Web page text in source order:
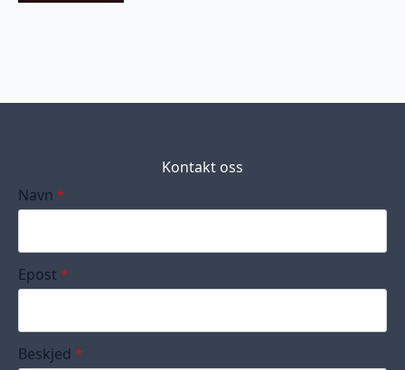
Kontakt oss
Navn *
Epost *
Beskjed *